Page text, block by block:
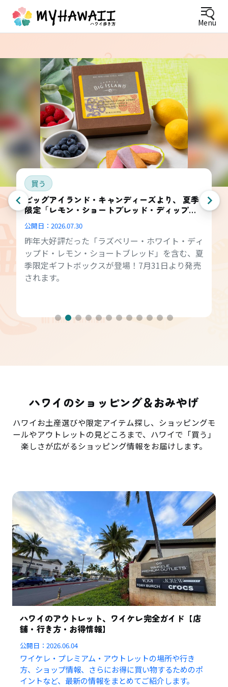
Menu
買う
ビッグアイランド・キャンディーズより、 夏季
限定「レモン・ショートブレッド・ディップ
公開日： 2026.07.30
昨年大好評だった「ラズベリー・ホワイト・ディ
ップド・レモン・ショートブレッド」を含む、夏
季限定ギフトボックスが登場！7月31日より発売
されます。
ハワイのショッピング＆おみやげ
ハワイお土産選びや限定アイテム探し、ショッピングモ
ールやアウトレットの見どころまで、ハワイで「買う」
楽しさが広がるショッピング情報をお届けします。
ハワイのアウトレット、ワイケレ完全ガイド【店
舗・行き方・お得情報】
公開日：2026.06.04
ワイケレ・プレミアム・アウトレットの場所や行き
方、ショップ情報、さらにお得に買い物するためのポ
イントなど、最新の情報をまとめてご紹介します。